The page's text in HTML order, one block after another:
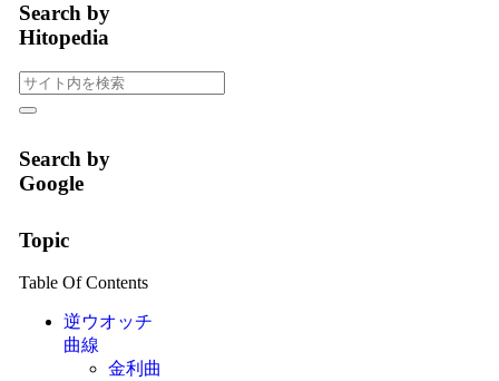
Search by
Hitopedia
Search by
Google
Topic
Table Of Contents
逆ウオッチ
曲線
金利曲